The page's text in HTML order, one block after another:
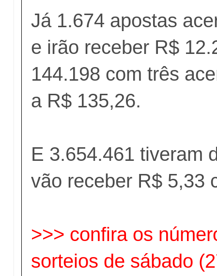
Já 1.674 apostas
e irão receber R$
144.198 com três
a R$ 135,26.
E 3.654.461 tiveram
vão receber R$ 5,33
>>> confira os
sorteios de sábado